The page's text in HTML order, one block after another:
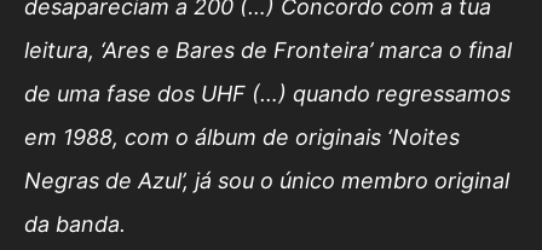
desapareciam a 200 (…) Concordo com a tua
leitura, ‘Ares e Bares de Fronteira’ marca o final
de uma fase dos UHF (…) quando regressamos
em 1988, com o álbum de originais ‘Noites
Negras de Azul’, já sou o único membro original
da banda.